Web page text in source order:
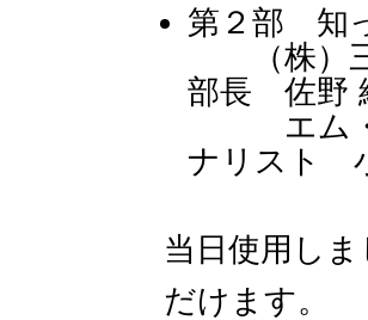
第２部 知
（株）三
部長 佐野
エム・ア
ナリスト
当日使用し
だけます。